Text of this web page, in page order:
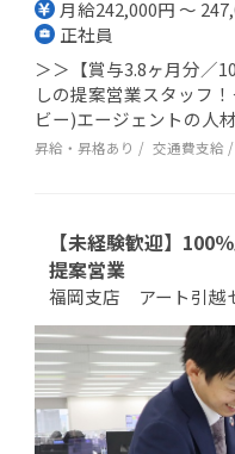
月給242,000円 ～
正社員
＞＞【賞与3.8ヶ月分／
しの提案営業スタッフ
ビー)エージェントの人
昇給・昇格あり 交通費支給
【未経験歓迎】100
提案営業
福岡支店 アート引越